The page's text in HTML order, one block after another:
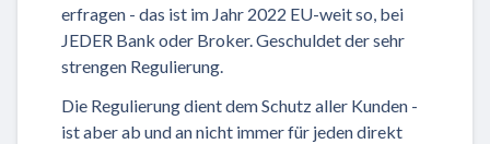
erfragen - das ist im Jahr 2022 EU-weit so, bei
JEDER Bank oder Broker. Geschuldet der sehr
strengen Regulierung.
Die Regulierung dient dem Schutz aller Kunden -
ist aber ab und an nicht immer für jeden direkt